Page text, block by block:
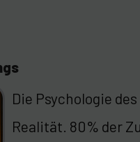
Die Psychologie
Realität. 80% der